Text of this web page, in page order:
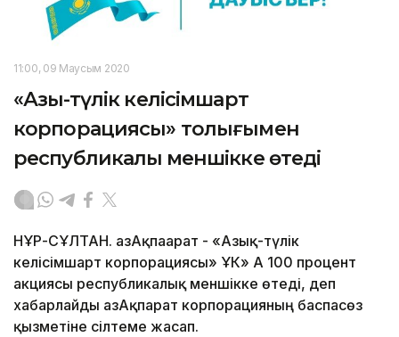
11:00, 09 Маусым 2020
«Азық-түлік келісімшарт
корпорациясы» толығымен
республикалық меншікке өтеді
НҰР-СҰЛТАН. ҚазАқпаарат - «Азық-түлік
келісімшарт корпорациясы» ҰК» АҚ 100 процент
акциясы республикалық меншікке өтеді, деп
хабарлайды ҚазАқпарат корпорацияның баспасөз
қызметіне сілтеме жасап.